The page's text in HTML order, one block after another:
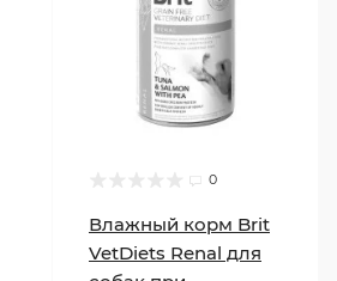
0
Влажный корм Brit
VetDiets Renal для